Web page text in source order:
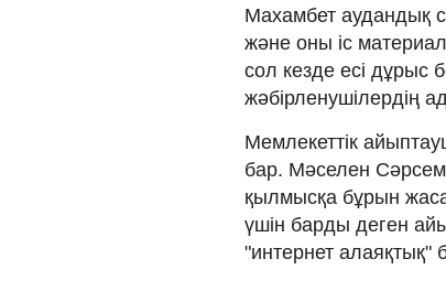
Махамбет аудандық
және оны іс
сол кезде есі дұрыс
жәбірленушілердің
Мемлекеттік
бар. Мәселен
қылмысқа бұрын
үшін барды деген
"интернет